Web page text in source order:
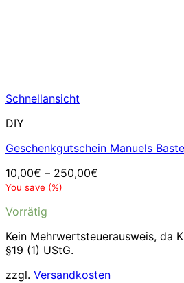
Schnellansicht
DIY
Geschenkgutschein Manuels
10,00€ – 250,00€
You save (%)
Vorrätig
Kein Mehrwertsteuerausweis, da
§19 (1) UStG.
zzgl. Versandkosten